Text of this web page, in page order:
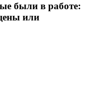
были в работе:
или